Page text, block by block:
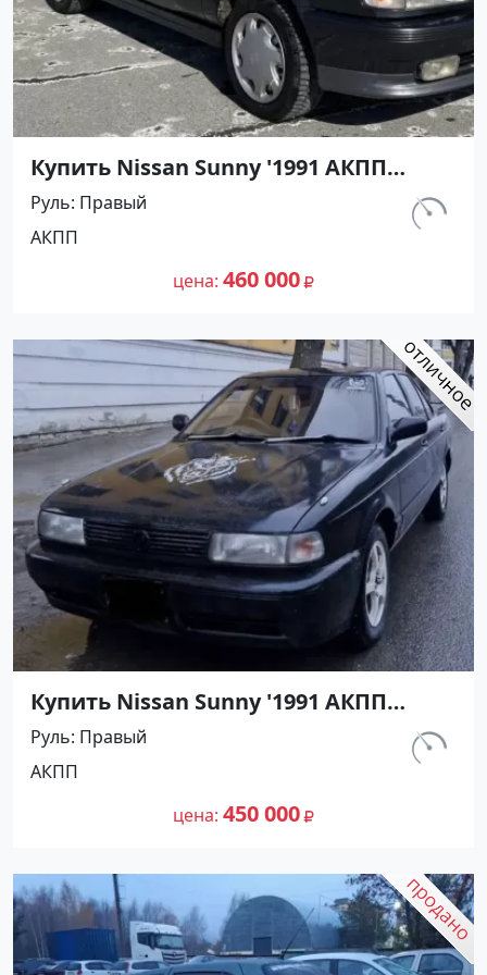
Купить Nissan Sunny '1991 АКПП
(1400/75 л.с.) Бензин инжектор
Тамань цвет Черный Седан по цене
460000 рублей, объявление №27493
на сайте Авторынок23
Руль Правый
АКПП
цена 460 000
Купить Nissan Sunny '1991 АКПП
(1400/75 л.с.) Бензин инжектор
Мостовской цвет Черный Седан по
цене 450000 рублей, объявление
№27489 на сайте Авторынок23
км.
Руль Правый
АКПП
цена 450 000